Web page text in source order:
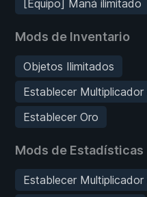
[Equipo] Maná ilimitado
Mods de Inventario
Objetos Ilimitados
Establecer Multiplicador
Establecer Oro
Mods de Estadísticas
Establecer Multiplicador